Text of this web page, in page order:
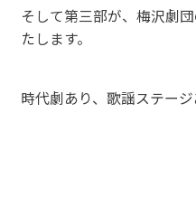
そして第三部が、梅沢劇
たします。
時代劇あり、歌謡ステー